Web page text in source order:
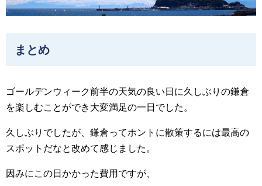
まとめ
ゴールデンウィーク前半の天気の良い日に久しぶりの鎌倉
を楽しむことができ大変満足の一日でした。
久しぶりでしたが、鎌倉ってホントに散策するには最高の
スポットだなと改めて感じました。
因みにこの日かかった費用ですが、